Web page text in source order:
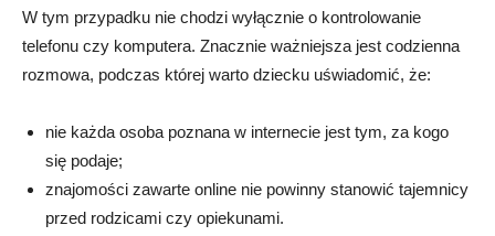
W tym przypadku nie chodzi wyłącznie o kontrolowanie
telefonu czy komputera. Znacznie ważniejsza jest codzienna
rozmowa, podczas której warto dziecku uświadomić, że:
nie każda osoba poznana w internecie jest tym, za kogo
się podaje;
znajomości zawarte online nie powinny stanowić tajemnicy
przed rodzicami czy opiekunami.